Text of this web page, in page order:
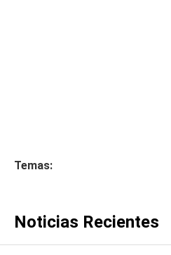
Temas:
Noticias Recientes